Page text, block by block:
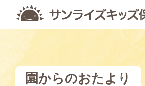
園からのおたより